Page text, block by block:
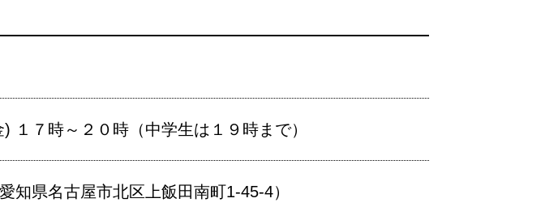
１７時～２０時（中学生は１９時まで）
知県名古屋市北区上飯田南町1-45-4）